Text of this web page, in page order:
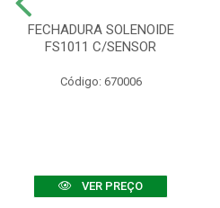
FECHADURA SOLENOIDE
FS1011 C/SENSOR
Código: 670006
VER PREÇO